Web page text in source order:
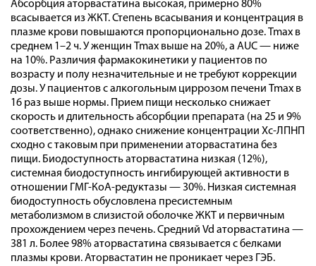
Абсорбция аторвастатина высокая, примерно 80%
всасывается из ЖКТ. Степень всасывания и концентрация в
плазме крови повышаются пропорционально дозе. Tmax в
среднем 1–2 ч. У женщин Tmax выше на 20%, а AUC — ниже
на 10%. Различия фармакокинетики у пациентов по
возрасту и полу незначительные и не требуют коррекции
дозы. У пациентов с алкогольным циррозом печени Tmax в
16 раз выше нормы. Прием пищи несколько снижает
скорость и длительность абсорбции препарата (на 25 и 9%
соответственно), однако снижение концентрации Хс-ЛПНП
сходно с таковым при применении аторвастатина без
пищи. Биодоступность аторвастатина низкая (12%),
системная биодоступность ингибирующей активности в
отношении ГМГ-КоА-редуктазы — 30%. Низкая системная
биодоступность обусловлена пресистемным
метаболизмом в слизистой оболочке ЖКТ и первичным
прохождением через печень. Средний Vd аторвастатина —
381 л. Более 98% аторвастатина связывается с белками
плазмы крови. Аторвастатин не проникает через ГЭБ.